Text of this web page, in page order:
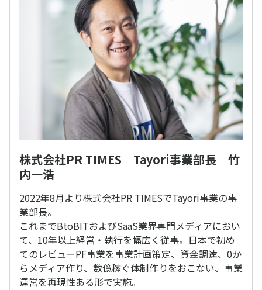
株式会社PR TIMES Tayori事業部長 竹
内一浩
2022年8月より株式会社PR TIMESでTayori事業の事
業部長。
これまでBtoBITおよびSaaS業界専門メディアにおい
て、10年以上経営・執行を幅広く従事。日本で初め
てのレビューPF事業を事業計画策定、資金調達、0か
らメディア作り、数億稼ぐ体制作りをおこない、事業
運営を再現性ある形で実施。